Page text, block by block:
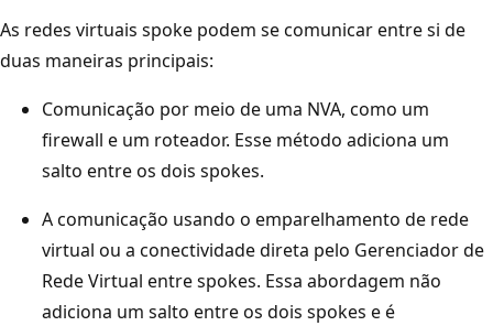
t
a
As redes virtuais spoke podem se comunicar entre si de
duas maneiras principais:
Comunicação por meio de uma NVA, como um
firewall e um roteador. Esse método adiciona um
salto entre os dois spokes.
A comunicação usando o emparelhamento de rede
virtual ou a conectividade direta pelo Gerenciador de
Rede Virtual entre spokes. Essa abordagem não
adiciona um salto entre os dois spokes e é